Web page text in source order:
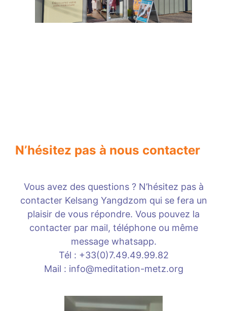
N’hésitez pas à nous contacter
Vous avez des questions ? N’hésitez pas à
contacter Kelsang Yangdzom qui se fera un
plaisir de vous répondre. Vous pouvez la
contacter par mail, téléphone ou même
message whatsapp.
Tél : +33(0)7.49.49.99.82
Mail : info@meditation-metz.org